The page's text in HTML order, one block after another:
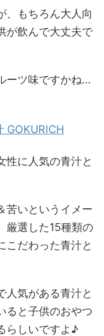
、もちろん大人向
が飲んで大丈夫で
ーツ味ですかね...
GOKURICH
性に人気の青汁と
苦いというイメー
厳選した15種類の
こだわった青汁と
人気がある青汁と
ると子供のおやつ
らしいですよ♪